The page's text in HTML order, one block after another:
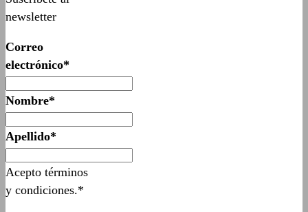
newsletter
Correo
electrónico*
Nombre*
Apellido*
Acepto términos
y condiciones.*